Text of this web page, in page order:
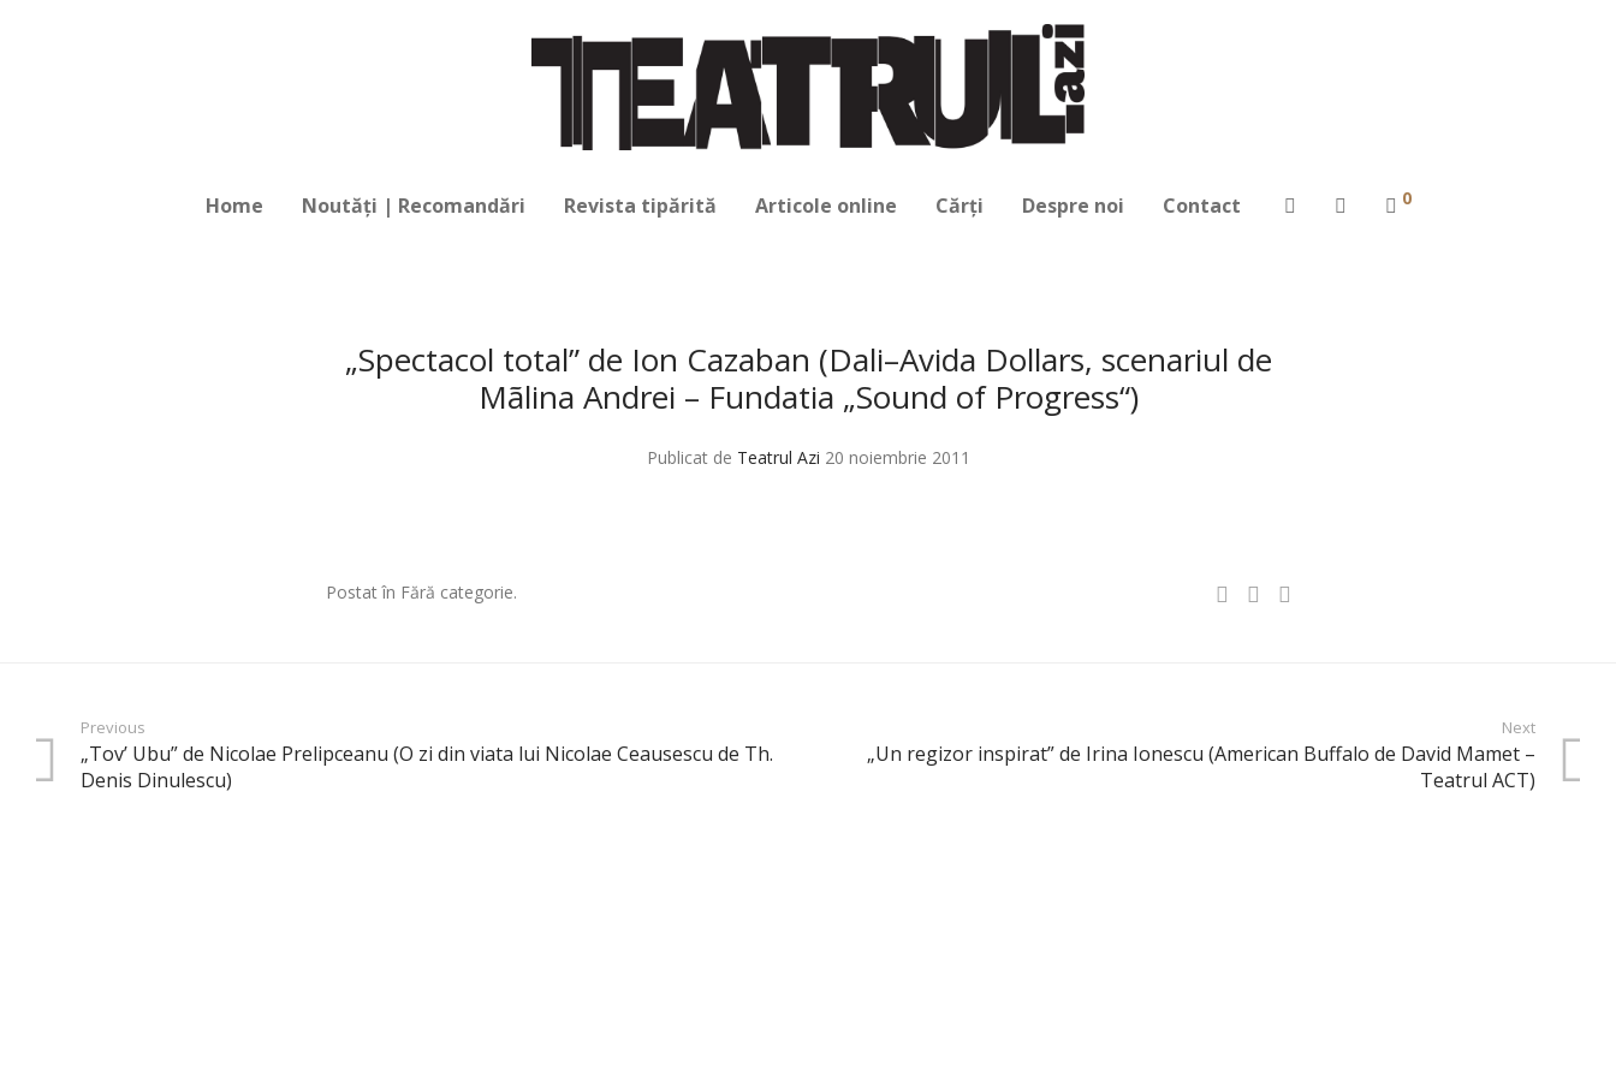
Home Noutăți | Recomandări Revista tipărită Articole online Cărți Despre noi Contact 0
„Spectacol total” de Ion Cazaban (Dali–Avida Dollars, scenariul de
Mãlina Andrei – Fundatia „Sound of Progress“)
Publicat de Teatrul Azi 20 noiembrie 2011
Postat în Fără categorie.
Previous
„Tov’ Ubu” de Nicolae Prelipceanu (O zi din viata lui Nicolae Ceausescu de Th.
Denis Dinulescu)
Next
„Un regizor inspirat” de Irina Ionescu (American Buffalo de David Mamet –
Teatrul ACT)